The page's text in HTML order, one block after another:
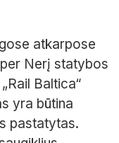
atkarpose
Nerį statybos
Baltica“
yra būtina
pastatytas.